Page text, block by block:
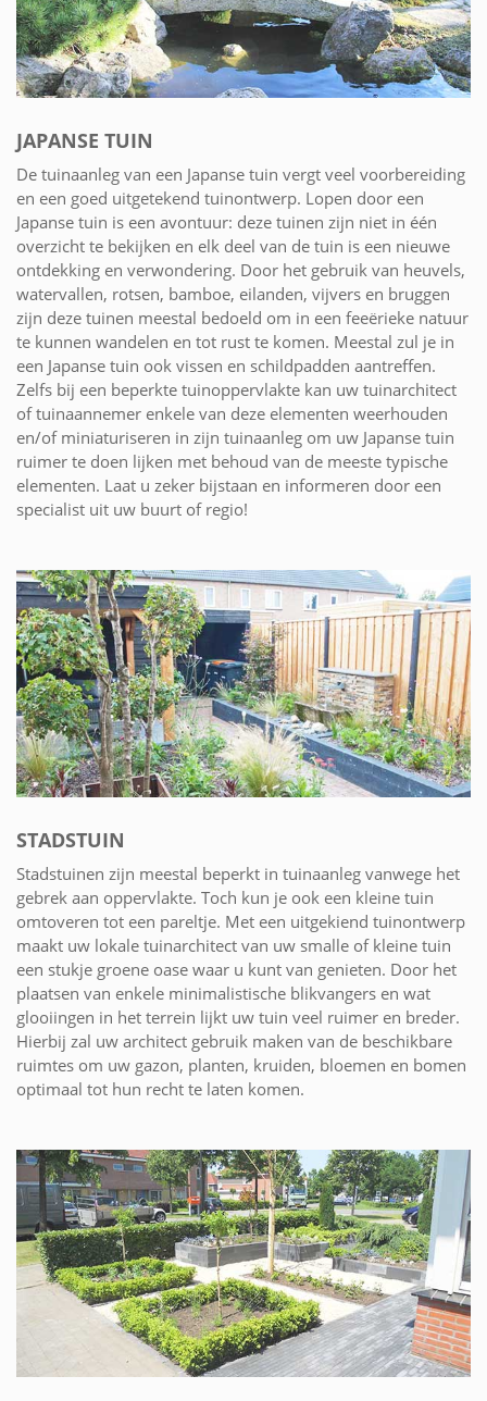
JAPANSE TUIN
De tuinaanleg van een Japanse tuin vergt veel voorbereiding
en een goed uitgetekend tuinontwerp. Lopen door een
Japanse tuin is een avontuur: deze tuinen zijn niet in één
overzicht te bekijken en elk deel van de tuin is een nieuwe
ontdekking en verwondering. Door het gebruik van heuvels,
watervallen, rotsen, bamboe, eilanden, vijvers en bruggen
zijn deze tuinen meestal bedoeld om in een feeërieke natuur
te kunnen wandelen en tot rust te komen. Meestal zul je in
een Japanse tuin ook vissen en schildpadden aantreffen.
Zelfs bij een beperkte tuinoppervlakte kan uw tuinarchitect
of tuinaannemer enkele van deze elementen weerhouden
en/of miniaturiseren in zijn tuinaanleg om uw Japanse tuin
ruimer te doen lijken met behoud van de meeste typische
elementen. Laat u zeker bijstaan en informeren door een
specialist uit uw buurt of regio!
STADSTUIN
Stadstuinen zijn meestal beperkt in tuinaanleg vanwege het
gebrek aan oppervlakte. Toch kun je ook een kleine tuin
omtoveren tot een pareltje. Met een uitgekiend tuinontwerp
maakt uw lokale tuinarchitect van uw smalle of kleine tuin
een stukje groene oase waar u kunt van genieten. Door het
plaatsen van enkele minimalistische blikvangers en wat
glooiingen in het terrein lijkt uw tuin veel ruimer en breder.
Hierbij zal uw architect gebruik maken van de beschikbare
ruimtes om uw gazon, planten, kruiden, bloemen en bomen
optimaal tot hun recht te laten komen.